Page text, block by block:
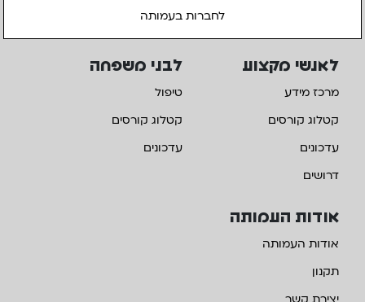
לחברות בעמותה
אודות העמותה
אודות העמותה
תקנון
לאנשי מקצוע
מרכז מידע
קטלוג קורסים
עדכונים
דרושים
לבני משפחה
טיפול
קטלוג קורסים
עדכונים